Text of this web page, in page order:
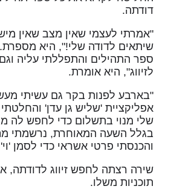
דודתה.
"אמרתי לעצמי שאין מצב שאין
שיתאים לדודה שלי!", היא
ספר התהילים והתפללתי עליה
לזיווג", היא אומרת.
"בארבע לפנות בקר גם עשיתי
אפליקציית 'שליש גן עדן'
שלי מנוי בתשלום כדי לחפש לה
בגלל השעה המאוחרת, נרשמתי
והכנסתי פרטי אשראי כדי לסמן
שירה רצתה לחפש זיווג לדודתה,
תוכניות משלו.